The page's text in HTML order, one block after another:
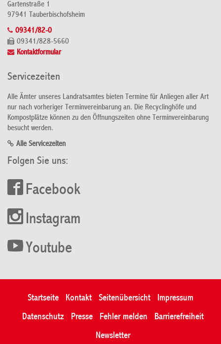
Gartenstraße 1
97941 Tauberbischofsheim
09341/82-0
09341/828-5660
Kontaktformular
Servicezeiten
Alle Ämter unseres Landratsamtes bieten Termine für Anliegen aller Art
nur nach vorheriger Terminvereinbarung an. Die Recyclinghöfe und
Kompostplätze können zu den Öffnungszeiten ohne Terminvereinbarung
besucht werden.
Alle Servicezeiten
Folgen Sie uns:
Facebook
Instagram
Youtube
Startseite Kontakt Seitenübersicht
Impressum
Datenschutz
Presse Fehler melden
Barrierefreiheit
Newsletter